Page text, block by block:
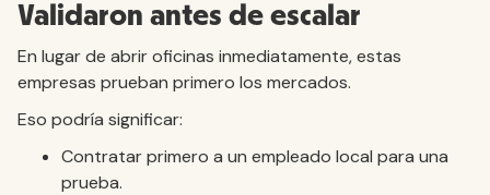
Validaron antes de escalar
En lugar de abrir oficinas inmediatamente, estas
empresas prueban primero los mercados.
Eso podría significar:
Contratar primero a un empleado local para una
prueba.